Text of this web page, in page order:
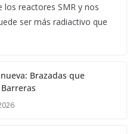
los reactores SMR y nos
ser más radiactivo que
Brazadas que